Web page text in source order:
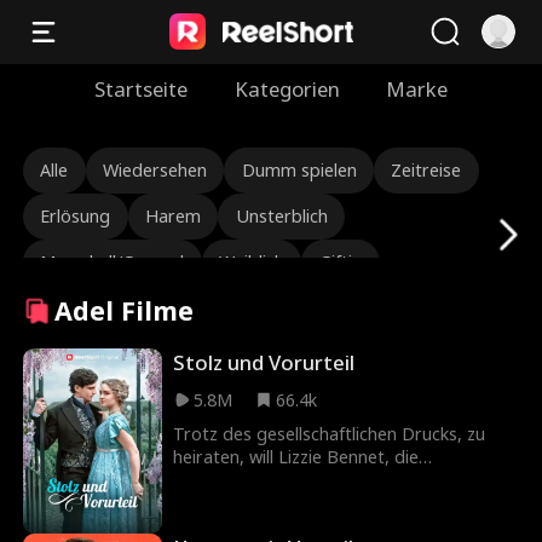
Startseite Kategorien Marke
Alle Wiedersehen Dumm spielen Zeitreise
Erlösung Harem Unsterblich
Marschall/General Weiblich Giftig
Ryan Watson Henderson
Alexandria Watts Kriminelles Genie
Unschuldiges Mädchen Molly Jass
Vertragsliebhaber Samantha Drews Vampir
One-Night-Stand
Adel Filme
Stolz und Vorurteil
5.8M
66.4k
Trotz des gesellschaftlichen Drucks, zu
heiraten, will Lizzie Bennet, die